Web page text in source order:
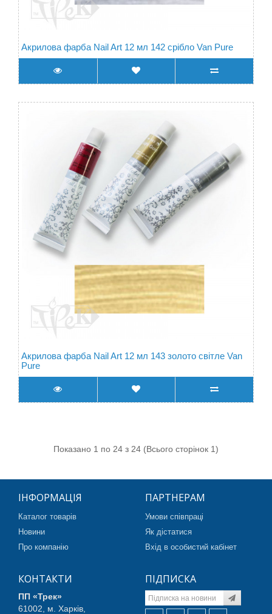
Акрилова фарба Nail Art 12 мл 142 срібло Van Pure
Акрилова фарба Nail Art 12 мл 143 золото світле Van
Pure
Показано 1 по 24 з 24 (Всього сторінок 1)
ІНФОРМАЦІЯ
Каталог товарів
Новини
Про компанію
ПАРТНЕРАМ
Умови співпраці
Як дістатися
Вхід в особистий кабінет
КОНТАКТИ
ПП «Трек»
61002, м. Харків,
ПІДПИСКА